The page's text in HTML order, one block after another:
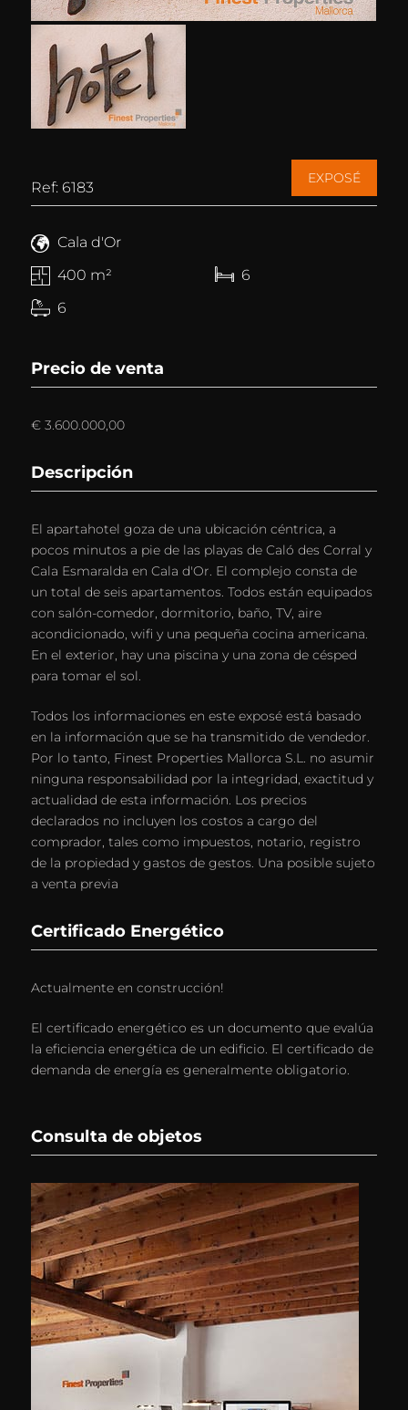
Ref: 6183
EXPOSÉ
Cala d'Or
400 m²
6
6
Precio de venta
€ 3.600.000,00
Descripción
El apartahotel goza de una ubicación céntrica, a
pocos minutos a pie de las playas de Caló des Corral y
Cala Esmaralda en Cala d'Or. El complejo consta de
un total de seis apartamentos. Todos están equipados
con salón-comedor, dormitorio, baño, TV, aire
acondicionado, wifi y una pequeña cocina americana.
En el exterior, hay una piscina y una zona de césped
para tomar el sol.
Todos los informaciones en este exposé está basado
en la información que se ha transmitido de vendedor.
Por lo tanto, Finest Properties Mallorca S.L. no asumir
ninguna responsabilidad por la integridad, exactitud y
actualidad de esta información. Los precios
declarados no incluyen los costos a cargo del
comprador, tales como impuestos, notario, registro
de la propiedad y gastos de gestos. Una posible sujeto
a venta previa
Certificado Energético
Actualmente en construcción!
El certificado energético es un documento que evalúa
la eficiencia energética de un edificio. El certificado de
demanda de energía es generalmente obligatorio.
Consulta de objetos